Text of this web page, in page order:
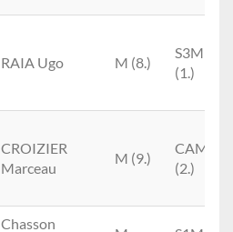
RAIA Ugo M (8.)
S3M
(1.)
CROIZIER
Marceau
M (9.)
CAM
(2.)
Chasson